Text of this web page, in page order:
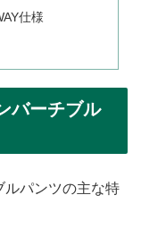
仕様
バーチブル
ルパンツの主な特